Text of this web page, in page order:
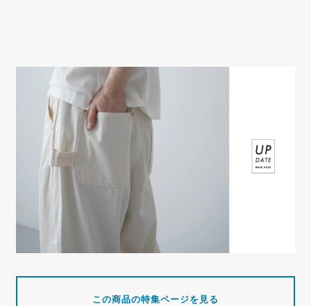
この商品の特集ページを見る